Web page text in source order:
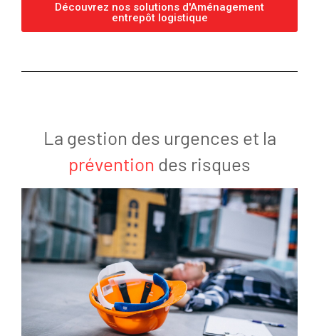
Découvrez nos solutions d'Aménagement
entrepôt logistique
La gestion des urgences et la
prévention des risques